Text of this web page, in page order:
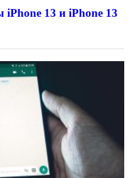
iPhone 13 и iPhone 13